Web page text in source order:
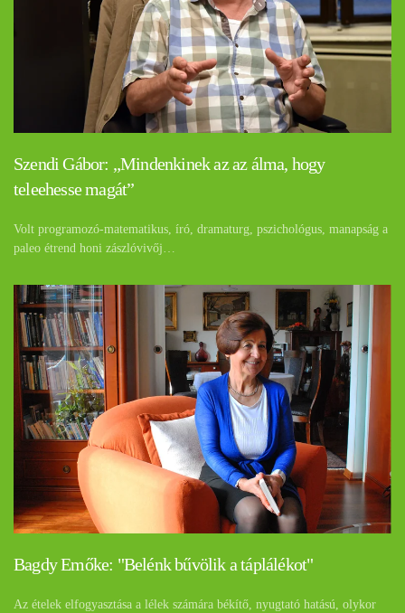
Szendi Gábor: „Mindenkinek az az álma, hogy
teleehesse magát”
Volt programozó-matematikus, író, dramaturg, pszichológus, manapság a
paleo étrend honi zászlóvivőj…
Bagdy Emőke: "Belénk bűvölik a táplálékot"
Az ételek elfogyasztása a lélek számára békítő, nyugtató hatású, olykor